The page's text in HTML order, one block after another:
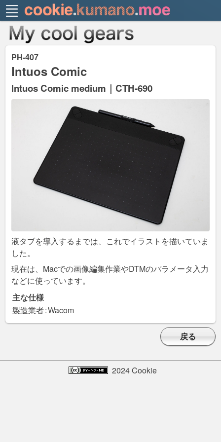
PH-407
Intuos Comic
Intuos Comic medium｜CTH-690
液タブを導入するまでは、これでイラストを描いていま
した。
現在は、Macでの画像編集作業やDTMのパラメータ入力
などに使っています。
主な仕様
製造業者:Wacom
戻る
2024 Cookie